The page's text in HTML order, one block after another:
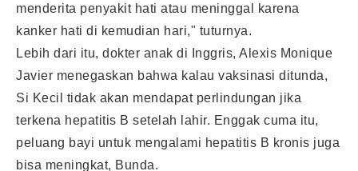
menderita penyakit hati atau meninggal karena
kanker hati di kemudian hari," tuturnya.
Lebih dari itu, dokter anak di Inggris, Alexis Monique
Javier menegaskan bahwa kalau vaksinasi ditunda,
Si Kecil tidak akan mendapat perlindungan jika
terkena hepatitis B setelah lahir. Enggak cuma itu,
peluang bayi untuk mengalami hepatitis B kronis juga
bisa meningkat, Bunda.